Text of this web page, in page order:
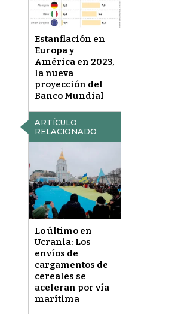
Estanflación en
Europa y
América en 2023,
la nueva
proyección del
Banco Mundial
ARTÍCULO
RELACIONADO
Lo último en
Ucrania: Los
envíos de
cargamentos de
cereales se
aceleran por vía
marítima